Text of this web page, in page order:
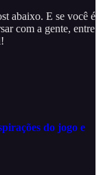
abaixo. E se você é
com a gente, entre
do jogo e